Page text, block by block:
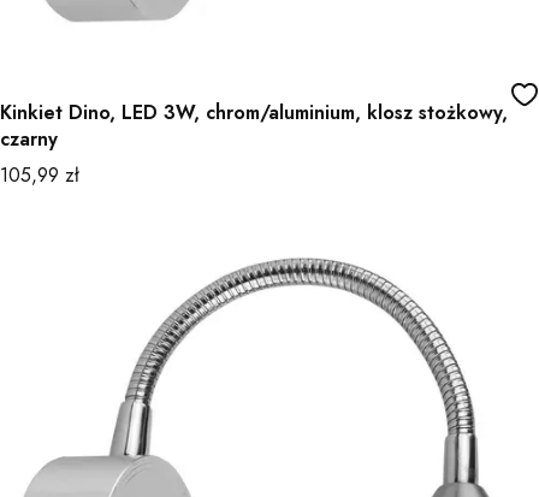
Kinkiet Dino, LED 3W, chrom/aluminium, klosz stożkowy,
czarny
Cena
105,99 zł